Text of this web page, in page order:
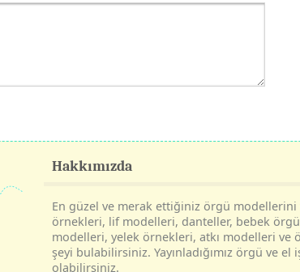
Hakkımızda
En güzel ve merak ettiğiniz örgü
örnekleri, lif modelleri, danteller, bebek
modelleri, yelek örnekleri, atkı modelleri ve
şeyi bulabilirsiniz. Yayınladığımız örgü ve
olabilirsiniz.